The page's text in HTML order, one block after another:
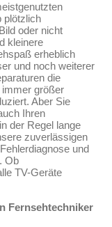
plötzlich
oder nicht
kleinere
erheblich
und noch weiterer
die
immer größer
Aber Sie
Ihren
der Regel lange
zuverlässigen
und
Ob
TV-Geräte
Fernsehtechniker